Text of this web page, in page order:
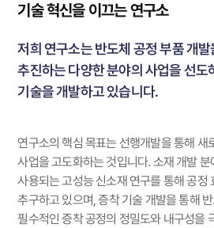
기술 혁신을 이끄는 연구소
저희 연구소는 반도체 공정 부품 개
추진하는 다양한 분야의 사업을 선도
기술을 개발하고 있습니다.
연구소의 핵심 목표는 선행개발을 통해 새
사업을 고도화하는 것입니다. 소재 개발 분
사용되는 고성능 신소재 연구를 통해 공정
추구하고 있으며, 증착 기술 개발을 통해
필수적인 증착 공정의 정밀도와 내구성을